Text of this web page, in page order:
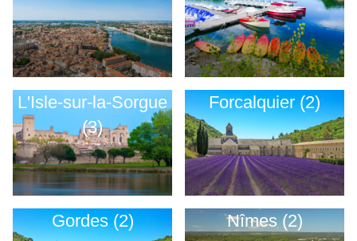
L'Isle-sur-la-Sorgue
(3)
Forcalquier (2)
Gordes (2) Nîmes (2)